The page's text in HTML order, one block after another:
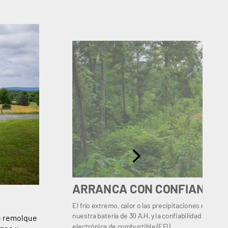
remolque
ARRANCA CON CONFIANZA
El frío extremo, calor o las precipitaciones no te
nuestra batería de 30 A.H. y la confiabilidad de
electrónica de combustible (EFI).